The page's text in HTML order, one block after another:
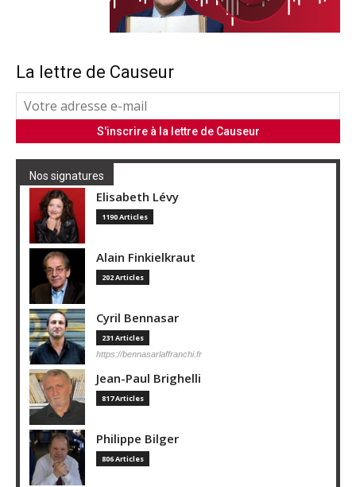
La lettre de Causeur
Nos signatures
Elisabeth Lévy
1190 Articles
Alain Finkielkraut
202 Articles
Cyril Bennasar
231 Articles
https://bennasarlaffranchi.fr
Jean-Paul Brighelli
817 Articles
Philippe Bilger
806 Articles